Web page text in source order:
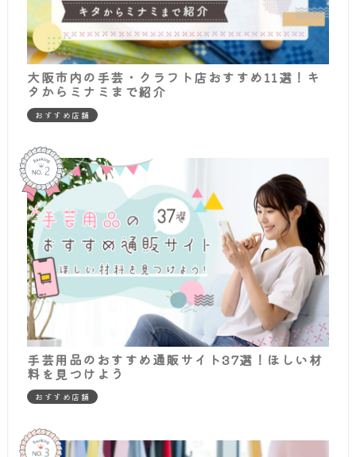
大阪市内の手芸・クラフト店おすすめ11選！キ
タからミナミまで紹介
おすすめ店舗
手芸用品のおすすめ通販サイト37選！ほしい材
料を見つけよう
おすすめ店舗